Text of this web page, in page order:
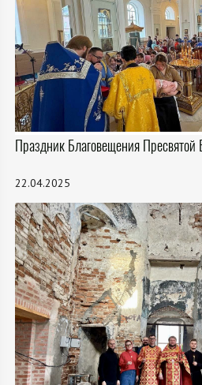
Праздник Благовещения Пресвятой
22.04.2025